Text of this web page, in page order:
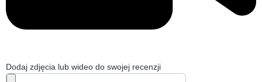
Dodaj zdjęcia lub wideo do swojej recenzji